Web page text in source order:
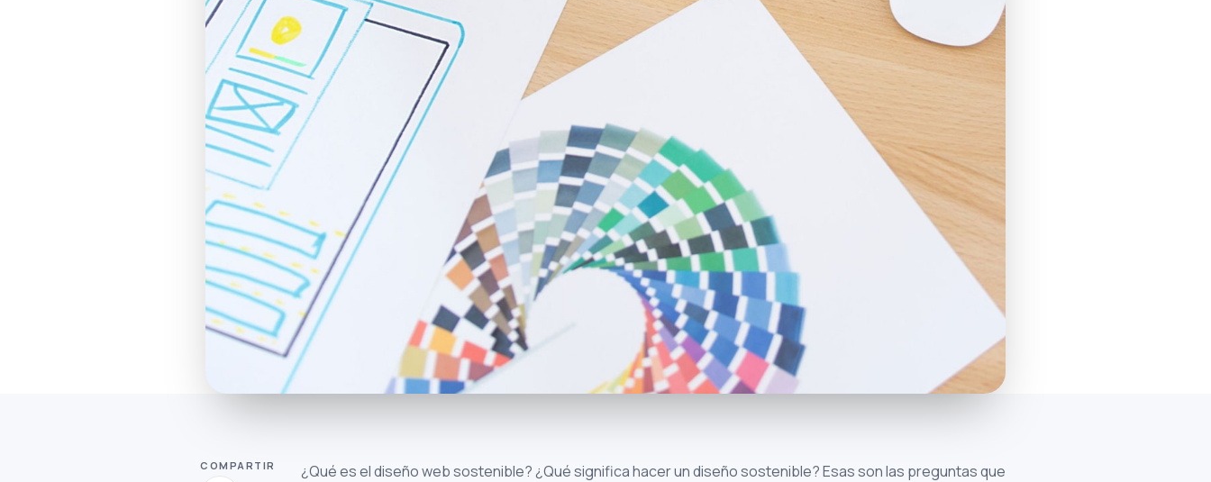
COMPARTIR
¿Qué es el diseño web sostenible? ¿Qué significa hacer un diseño sostenible? Esas son las preguntas que